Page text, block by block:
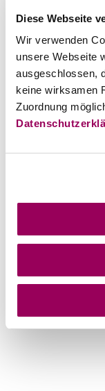
Diese Webseite
Wir verwenden
unsere Webseite
ausgeschlossen,
keine wirksamen
Zuordnung